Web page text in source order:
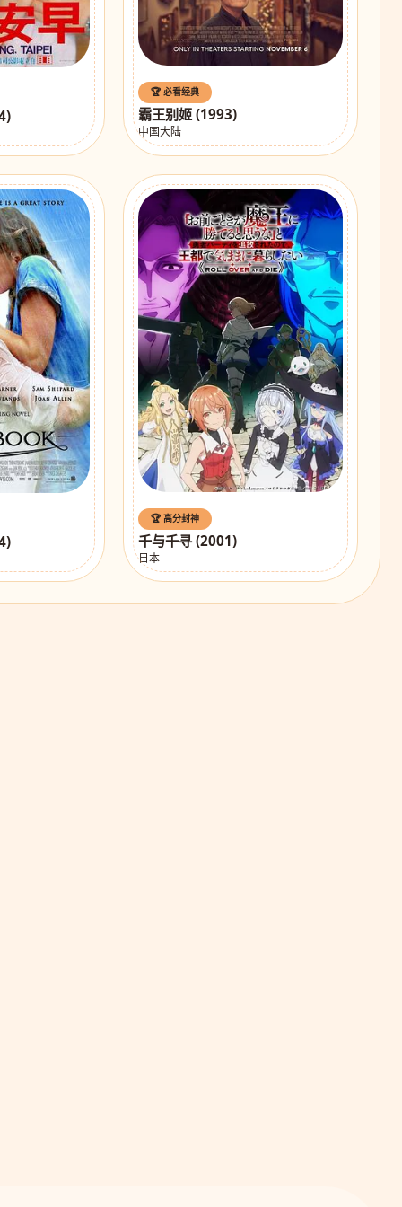
🏆 必看经典
霸王别姬 (1993)
中国大陆
🏆 高分封神
千与千寻 (2001)
日本